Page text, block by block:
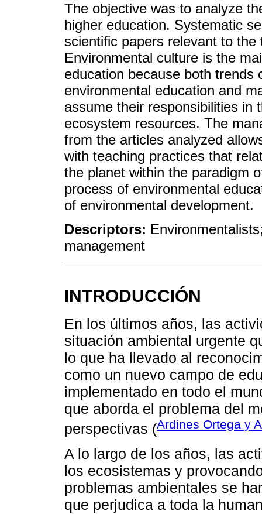
The objective was to analyze
higher education. Systematic
scientific papers relevant to
Environmental culture is the
education because both trends
environmental education and
assume their responsibilities in
ecosystem resources. The
from the articles analyzed
with teaching practices that
the planet within the paradigm
process of environmental
of environmental development.
Descriptors:
management
INTRODUCCIÓN
En los últimos años, las
situación ambiental urgente
lo que ha llevado al
como un nuevo campo de
implementado en todo el
que aborda el problema del
perspectivas (Ardines Ortega y
A lo largo de los años, las
los ecosistemas y
problemas ambientales se
que perjudica a toda la